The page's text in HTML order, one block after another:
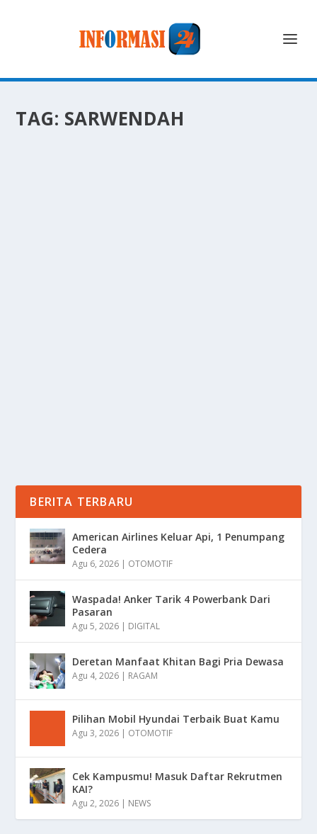
TAG: SARWENDAH
BERITA TERBARU
American Airlines Keluar Api, 1 Penumpang
Cedera
Agu 6, 2026 | OTOMOTIF
Waspada! Anker Tarik 4 Powerbank Dari
Pasaran
Agu 5, 2026 | DIGITAL
Deretan Manfaat Khitan Bagi Pria Dewasa
Agu 4, 2026 | RAGAM
Pilihan Mobil Hyundai Terbaik Buat Kamu
Agu 3, 2026 | OTOMOTIF
Cek Kampusmu! Masuk Daftar Rekrutmen
KAI?
Agu 2, 2026 | NEWS